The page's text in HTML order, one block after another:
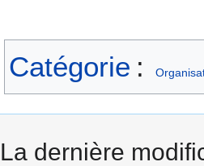
Catégorie :
La dernière